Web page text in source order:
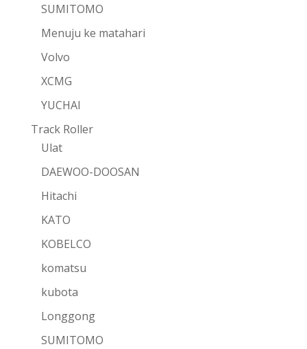
SUMITOMO
Menuju ke matahari
Volvo
XCMG
YUCHAI
Track Roller
Ulat
DAEWOO-DOOSAN
Hitachi
KATO
KOBELCO
komatsu
kubota
Longgong
SUMITOMO